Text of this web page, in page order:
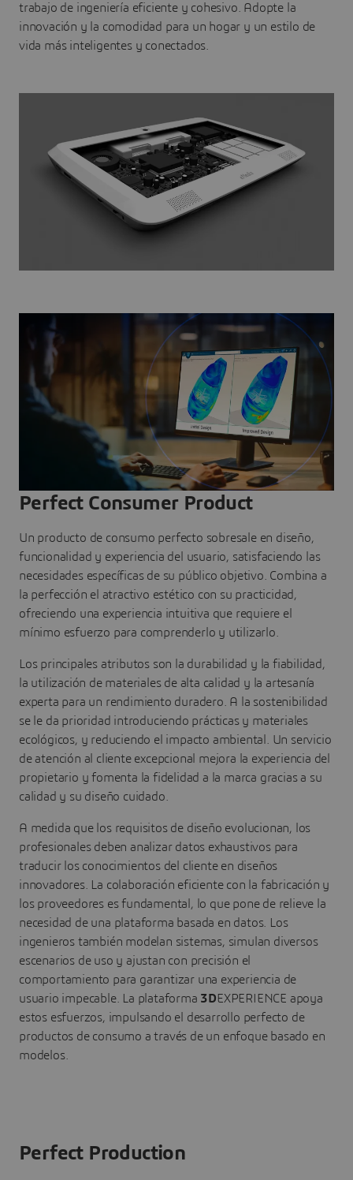
trabajo de ingeniería eficiente y cohesivo. Adopte la
innovación y la comodidad para un hogar y un estilo de
vida más inteligentes y conectados.
Perfect Consumer Product
Un producto de consumo perfecto sobresale en diseño,
funcionalidad y experiencia del usuario, satisfaciendo las
necesidades específicas de su público objetivo. Combina a
la perfección el atractivo estético con su practicidad,
ofreciendo una experiencia intuitiva que requiere el
mínimo esfuerzo para comprenderlo y utilizarlo.
Los principales atributos son la durabilidad y la fiabilidad,
la utilización de materiales de alta calidad y la artesanía
experta para un rendimiento duradero. A la sostenibilidad
se le da prioridad introduciendo prácticas y materiales
ecológicos, y reduciendo el impacto ambiental. Un servicio
de atención al cliente excepcional mejora la experiencia del
propietario y fomenta la fidelidad a la marca gracias a su
calidad y su diseño cuidado.
A medida que los requisitos de diseño evolucionan, los
profesionales deben analizar datos exhaustivos para
traducir los conocimientos del cliente en diseños
innovadores. La colaboración eficiente con la fabricación y
los proveedores es fundamental, lo que pone de relieve la
necesidad de una plataforma basada en datos. Los
ingenieros también modelan sistemas, simulan diversos
escenarios de uso y ajustan con precisión el
comportamiento para garantizar una experiencia de
usuario impecable. La plataforma 3DEXPERIENCE apoya
estos esfuerzos, impulsando el desarrollo perfecto de
productos de consumo a través de un enfoque basado en
modelos.
Perfect Production